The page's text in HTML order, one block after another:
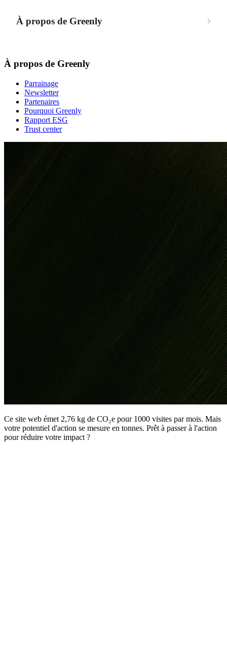
À propos de Greenly
À propos de Greenly
Parrainage
Newsletter
Partenaires
Pourquoi Greenly
Rapport ESG
Trust center
Ce site web émet 2,76 kg de CO₂e pour 1000 visites par mois. Mais
votre potentiel d'action se mesure en tonnes. Prêt à passer à l'action
pour réduire votre impact ?